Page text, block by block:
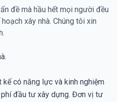
đề mà hầu hết mọi người đều
xây nhà. Chúng tôi xin
có năng lực và kinh nghiệm
đầu tư xây dựng. Đơn vị tư